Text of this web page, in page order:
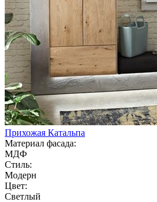
Прихожая Катальпа
Материал фасада:
МДФ
Стиль:
Модерн
Цвет:
Светлый